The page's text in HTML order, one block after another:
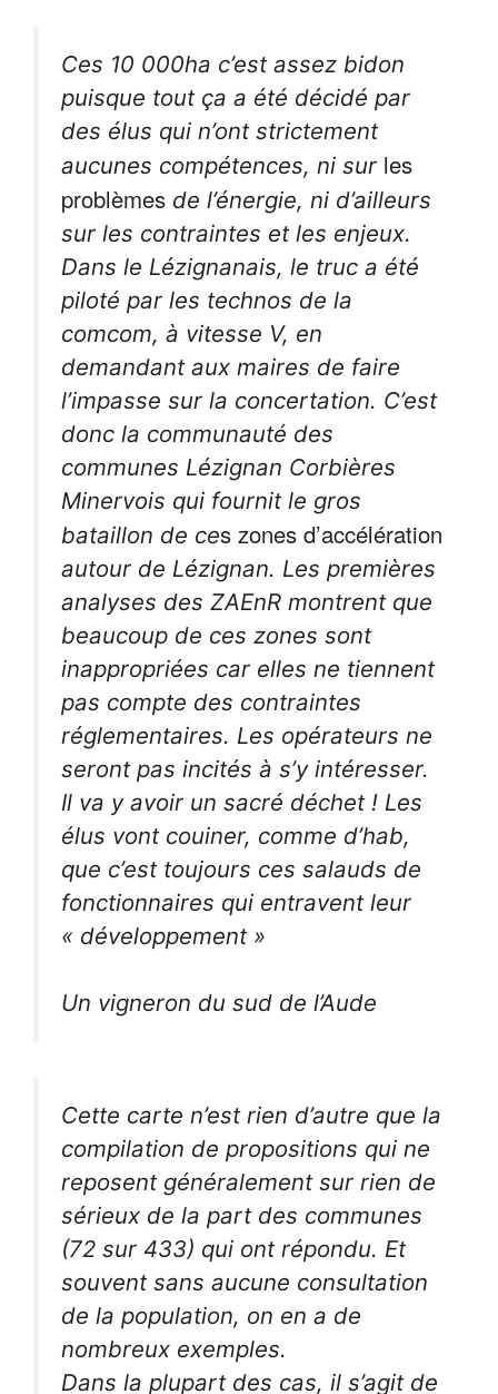
Ces 10 000ha c’est assez bidon
puisque tout ça a été décidé par
des élus qui n’ont strictement
aucunes compétences, ni sur les
problèmes de l’énergie, ni d’ailleurs
sur les contraintes et les enjeux.
Dans le Lézignanais, le truc a été
piloté par les technos de la
comcom, à vitesse V, en
demandant aux maires de faire
l’impasse sur la concertation. C’est
donc la communauté des
communes Lézignan Corbières
Minervois qui fournit le gros
bataillon de ces zones d’accélération
autour de Lézignan. Les premières
analyses des ZAEnR montrent que
beaucoup de ces zones sont
inappropriées car elles ne tiennent
pas compte des contraintes
réglementaires. Les opérateurs ne
seront pas incités à s’y intéresser.
Il va y avoir un sacré déchet ! Les
élus vont couiner, comme d’hab,
que c’est toujours ces salauds de
fonctionnaires qui entravent leur
« développement »
Un vigneron du sud de l’Aude
Cette carte n’est rien d’autre que la
compilation de propositions qui ne
reposent généralement sur rien de
sérieux de la part des communes
(72 sur 433) qui ont répondu. Et
souvent sans aucune consultation
de la population, on en a de
nombreux exemples.
Dans la plupart des cas, il s’agit de